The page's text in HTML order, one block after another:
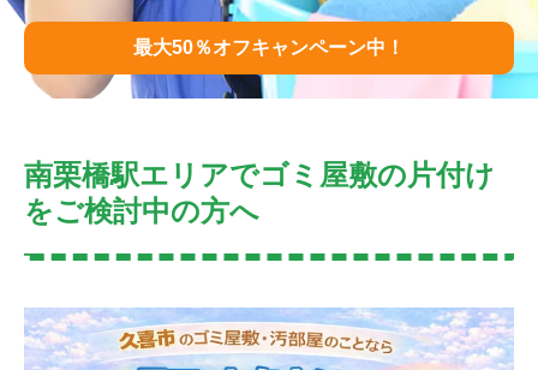
最大50％オフキャンペーン中！
南栗橋駅エリアでゴミ屋敷の片付け
をご検討中の方へ